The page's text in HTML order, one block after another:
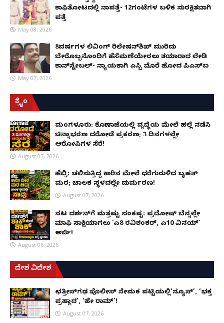
ಕಾಫಿತೋಟದಲ್ಲಿ ನಾಪತ್ತೆ- 12ಗಂಟೆಗಳ ಬಳಿಕ ಸುರಕ್ಷಿತವಾಗಿ
ಪತ್ತೆ
May 08, 2026
8ವರ್ಷಗಳ ಲಿವಿಂಗ್‌ ರಿಲೇಷನ್‌ಶಿಪ್ ಮುರಿದು
ಬೇರೊಬ್ಬನೊಂದಿಗೆ ಹೆಸೆಮಣೆಯೇರಲು ತಯಾರಾದ ಲೇಡಿ
ಕಾನ್‌ಸ್ಟೇಬಲ್- ನ್ಯಾಯಕ್ಕಾಗಿ ಎಸ್ಪಿ ಮೊರೆ ಹೋದ ಪಿಎಸ್ಐ
May 07, 2026
ಕ್ರೈಂ
ಮಂಗಳೂರು: ಕೊಣಾಜೆಯಲ್ಲಿ ವೃದ್ಧೆಯ ಮೇಲೆ ಹಲ್ಲೆ ನಡೆಸಿ
ಚಿನ್ನಾಭರಣ ದರೋಡೆ ಪ್ರಕರಣ; 3 ದಿನಗಳಲ್ಲೇ
ಆರೋಪಿಗಳ ಸೆರೆ!
August 07, 2026
ಹೆಬ್ರಿ: ಚಲಿಸುತ್ತಿದ್ದ ಕಾರಿನ ಮೇಲೆ ಧರೆಗುರುಳಿದ ಬೃಹತ್
ಮರ; ಚಾಲಕ ಸ್ಥಳದಲ್ಲೇ ದುರ್ಮರಣ!
August 07, 2026
ನಟ ದರ್ಶನ್‌ಗೆ ಮತ್ತಷ್ಟು ಸಂಕಷ್ಟ: ಪ್ರದೋಷ್ ಬೆನ್ನಲ್ಲೇ
ಮಾಫಿ ಸಾಕ್ಷಿಯಾಗಲು 'ಎ8 ರವಿಶಂಕರ್, ಎ10 ವಿನಯ್'
ಅರ್ಜಿ!
August 06, 2026
ದೇಶ ವಿದೇಶ
ಛತ್ತೀಸ್‌ಗಢ ಪೊಲೀಸ್ ನೇಮಕ ಪಟ್ಟಿಯಲ್ಲಿ‘ನ್ಯೂಸ್’, ‘ಭಕ್ತ
ಪ್ರಹ್ಲಾದ’, ‘ಹೇ ರಾಮ್’!
August 07, 2026